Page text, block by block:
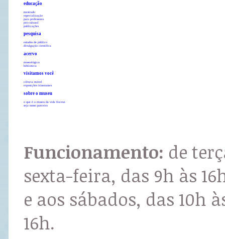
educação
mestrado
especialização
para professores
pró-cultural
publicações
pesquisa
estudos de público
divulgação científica
acervo
museológico
biblioteca
visitamos você
ciência móvel
exposições itinerantes
sobre o museu
o que é o museu da vida fiocruz
seja nosso parceiro
Funcionamento: de
sexta-feira, das 9h às
e aos sábados, das 10h
16h.